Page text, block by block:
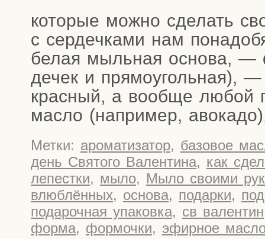
кото­рые мож­но сде­лать
с сер­деч­ка­ми нам
белая мыль­ная осно­ва,
де­чек и пря­мо­уголь­ная),
крас­ный, а вооб­ще любой
мас­ло (напри­мер,
Метки: ароматизатор, базовое
день Святого Валентина, как
лепестки, мыло, Мыло своими
влюблённых, основа, подарки,
подарочная упаковка, св валентин
форма, формочки, эфирное